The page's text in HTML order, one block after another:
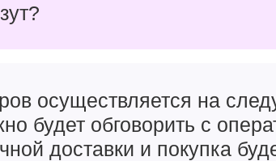
осуществляется на
будет обговорить с
доставки и покупка